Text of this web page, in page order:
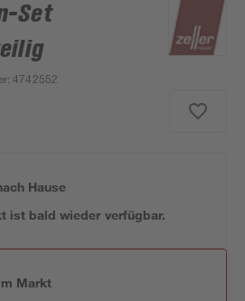
Set
:4742552
Hause
ist bald wieder verfügbar.
Markt